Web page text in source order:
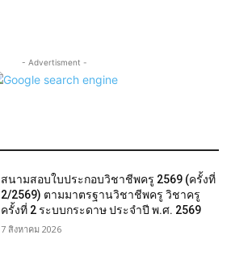
- Advertisment -
สนามสอบใบประกอบวิชาชีพครู 2569 (ครั้งที่
2/2569) ตามมาตรฐานวิชาชีพครู วิชาครู
ครั้งที่ 2 ระบบกระดาษ ประจำปี พ.ศ. 2569
7 สิงหาคม 2026